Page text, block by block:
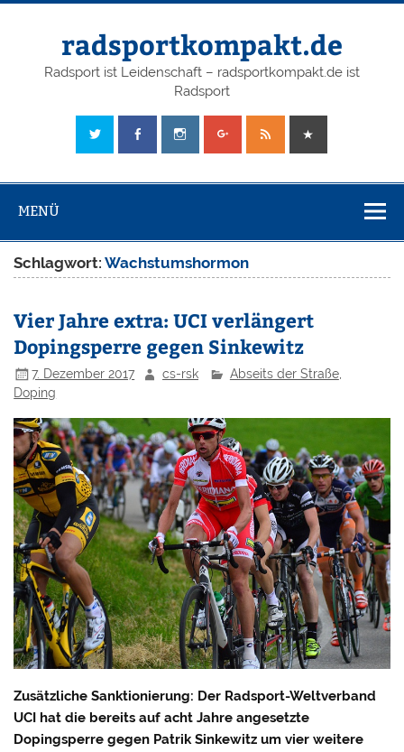
radsportkompakt.de
Radsport ist Leidenschaft – radsportkompakt.de ist
Radsport
MENÜ
Schlagwort:Wachstumshormon
Vier Jahre extra: UCI verlängert
Dopingsperre gegen Sinkewitz
7. Dezember 2017 cs-rsk Abseits der Straße,
Doping
Zusätzliche Sanktionierung: Der Radsport-Weltverband
UCI hat die bereits auf acht Jahre angesetzte
Dopingsperre gegen Patrik Sinkewitz um vier weitere